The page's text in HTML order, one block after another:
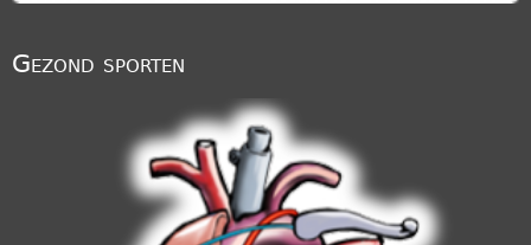
Gezond sporten